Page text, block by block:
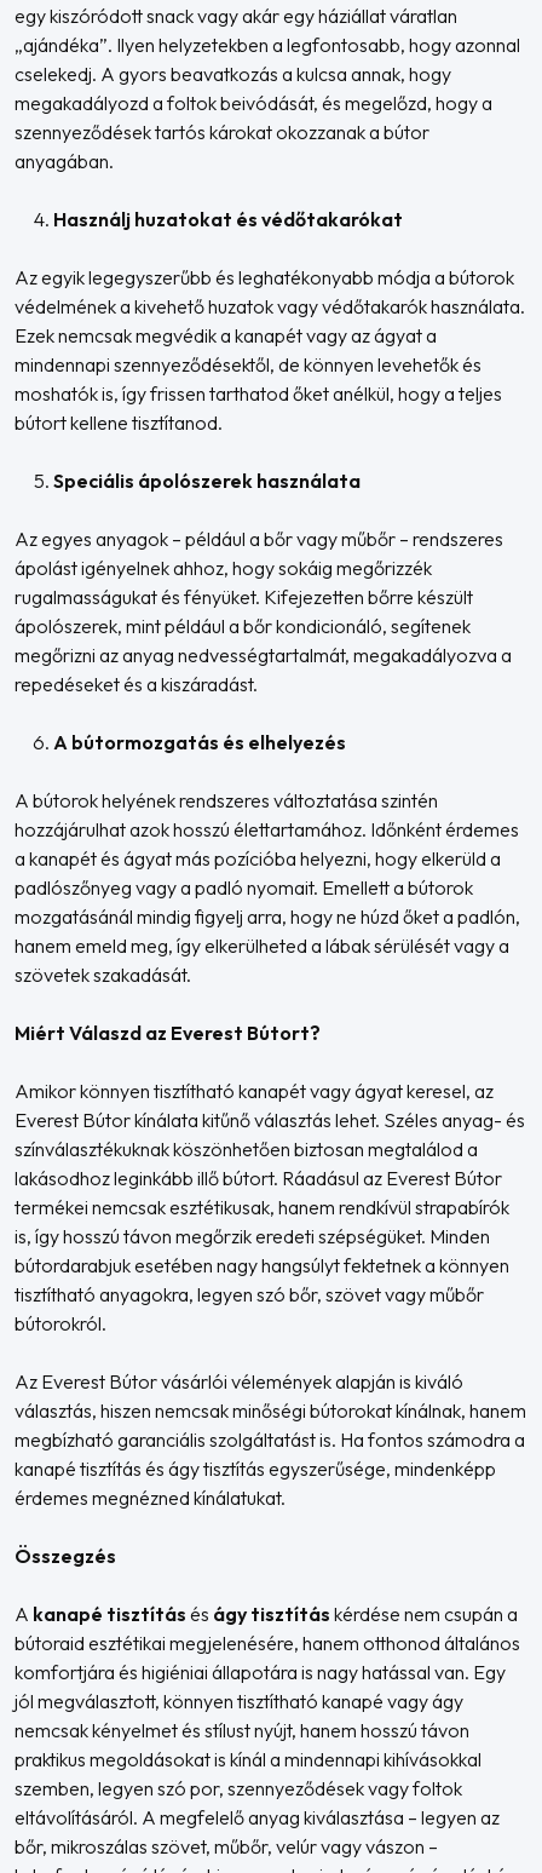
egy kiszóródott snack vagy akár egy háziállat váratlan
„ajándéka”. Ilyen helyzetekben a legfontosabb, hogy azonnal
cselekedj. A gyors beavatkozás a kulcsa annak, hogy
megakadályozd a foltok beivódását, és megelőzd, hogy a
szennyeződések tartós károkat okozzanak a bútor
anyagában.
Használj huzatokat és védőtakarókat
Az egyik legegyszerűbb és leghatékonyabb módja a bútorok
védelmének a kivehető huzatok vagy védőtakarók használata.
Ezek nemcsak megvédik a kanapét vagy az ágyat a
mindennapi szennyeződésektől, de könnyen levehetők és
moshatók is, így frissen tarthatod őket anélkül, hogy a teljes
bútort kellene tisztítanod.
Speciális ápolószerek használata
Az egyes anyagok – például a bőr vagy műbőr – rendszeres
ápolást igényelnek ahhoz, hogy sokáig megőrizzék
rugalmasságukat és fényüket. Kifejezetten bőrre készült
ápolószerek, mint például a bőr kondicionáló, segítenek
megőrizni az anyag nedvességtartalmát, megakadályozva a
repedéseket és a kiszáradást.
A bútormozgatás és elhelyezés
A bútorok helyének rendszeres változtatása szintén
hozzájárulhat azok hosszú élettartamához. Időnként érdemes
a kanapét és ágyat más pozícióba helyezni, hogy elkerüld a
padlószőnyeg vagy a padló nyomait. Emellett a bútorok
mozgatásánál mindig figyelj arra, hogy ne húzd őket a padlón,
hanem emeld meg, így elkerülheted a lábak sérülését vagy a
szövetek szakadását.
Miért Válaszd az Everest Bútort?
Amikor könnyen tisztítható kanapét vagy ágyat keresel, az
Everest Bútor kínálata kitűnő választás lehet. Széles anyag- és
színválasztékuknak köszönhetően biztosan megtalálod a
lakásodhoz leginkább illő bútort. Ráadásul az Everest Bútor
termékei nemcsak esztétikusak, hanem rendkívül strapabírók
is, így hosszú távon megőrzik eredeti szépségüket. Minden
bútordarabjuk esetében nagy hangsúlyt fektetnek a könnyen
tisztítható anyagokra, legyen szó bőr, szövet vagy műbőr
bútorokról.
Az Everest Bútor vásárlói vélemények alapján is kiváló
választás, hiszen nemcsak minőségi bútorokat kínálnak, hanem
megbízható garanciális szolgáltatást is. Ha fontos számodra a
kanapé tisztítás és ágy tisztítás egyszerűsége, mindenképp
érdemes megnézned kínálatukat.
Összegzés
A kanapé tisztítás és ágy tisztítás kérdése nem csupán a
bútoraid esztétikai megjelenésére, hanem otthonod általános
komfortjára és higiéniai állapotára is nagy hatással van. Egy
jól megválasztott, könnyen tisztítható kanapé vagy ágy
nemcsak kényelmet és stílust nyújt, hanem hosszú távon
praktikus megoldásokat is kínál a mindennapi kihívásokkal
szemben, legyen szó por, szennyeződések vagy foltok
eltávolításáról. A megfelelő anyag kiválasztása – legyen az
bőr, mikroszálas szövet, műbőr, velúr vagy vászon –